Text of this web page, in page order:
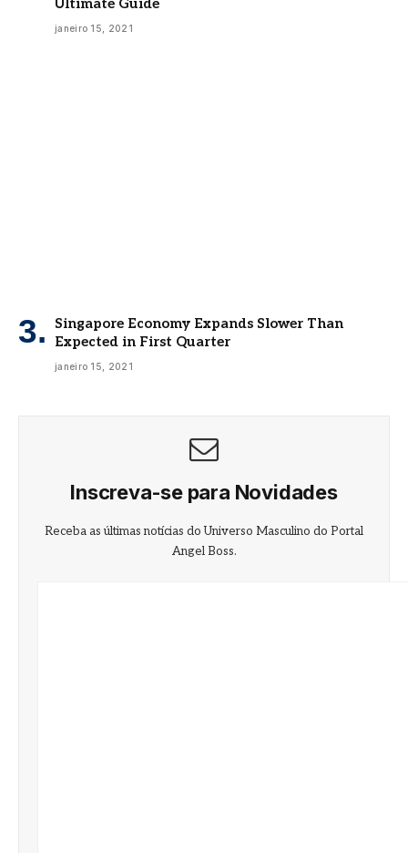
Ultimate Guide
janeiro 15, 2021
Singapore Economy Expands Slower Than
Expected in First Quarter
janeiro 15, 2021
Inscreva-se para Novidades
Receba as últimas notícias do Universo Masculino do Portal
Angel Boss.